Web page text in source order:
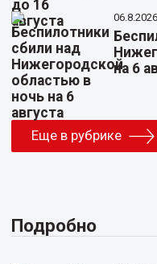
на 6
Еще в рубрике
Подробно